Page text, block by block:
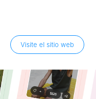
Visite el sitio web